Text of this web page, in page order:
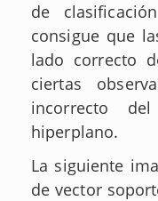
de
consigue que
lado correcto
ciertas
incorrecto
hiperplano.
La siguiente
de vector